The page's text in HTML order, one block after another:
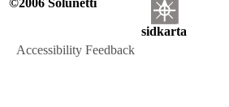
sidkarta
Accessibility Feedback